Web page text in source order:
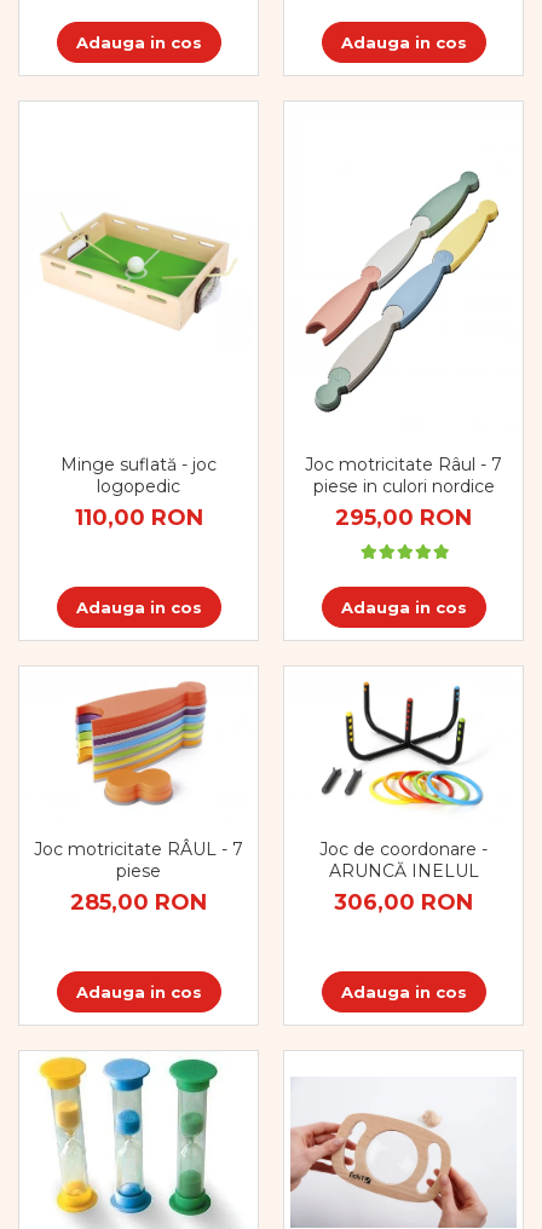
Stimulare tactila
Stimulare vizuala
Adauga in cos Adauga in cos
Minge suflată - joc
logopedic
110,00 RON
Adauga in cos
Joc motricitate Râul - 7
piese in culori nordice
295,00 RON
Adauga in cos
Joc motricitate RÂUL - 7
piese
285,00 RON
Adauga in cos
Joc de coordonare -
ARUNCĂ INELUL
306,00 RON
Adauga in cos